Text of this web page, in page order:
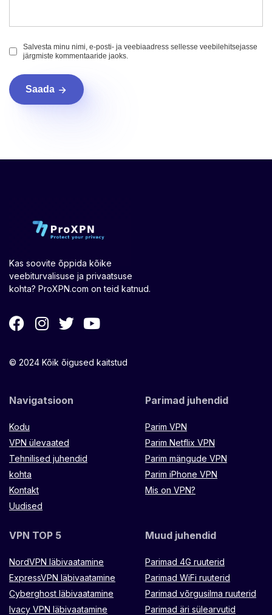
Salvesta minu nimi, e-posti- ja veebiaadress sellesse veebilehitsejasse
järgmiste kommentaaride jaoks.
Saada
Kas soovite õppida kõike
veebiturvalisuse ja privaatsuse
kohta? ProXPN.com on teid katnud.
© 2024 Kõik õigused kaitstud
Navigatsioon
Kodu
VPN ülevaated
Tehnilised juhendid
kohta
Kontakt
Uudised
Parimad juhendid
Parim VPN
Parim Netflix VPN
Parim mängude VPN
Parim iPhone VPN
Mis on VPN?
VPN TOP 5
NordVPN läbivaatamine
ExpressVPN läbivaatamine
Cyberghost läbivaatamine
Ivacy VPN läbivaatamine
Muud juhendid
Parimad 4G ruuterid
Parimad WiFi ruuterid
Parimad võrgusilma ruuterid
Parimad äri sülearvutid